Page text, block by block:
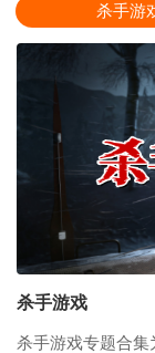
杀手游
杀手游戏
杀手游戏专题合